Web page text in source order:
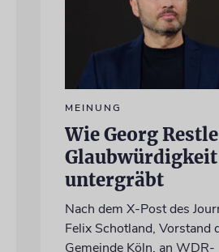
MEINUNG
Wie Georg
Glaubwürdigkeit
untergräbt
Nach dem X-Post des
Felix Schotland, Vorstand
Gemeinde Köln, an WDR-